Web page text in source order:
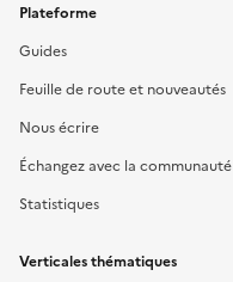
Plateforme
Guides
Feuille de route et nouveautés
Nous écrire
Échangez avec la communauté
Statistiques
Verticales thématiques